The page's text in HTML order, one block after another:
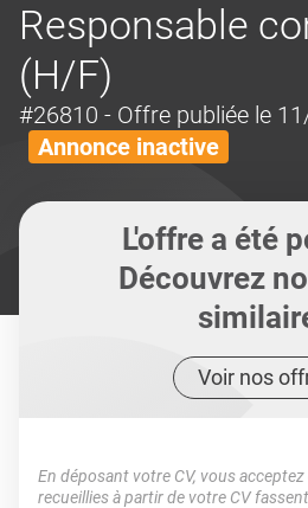
Responsable
(H/F)
#26810 - Offre publiée le
Annonce inactive
L'offre a été
Découvrez
Voir nos
En déposant votre CV, vous
recueillies à partir de votre CV